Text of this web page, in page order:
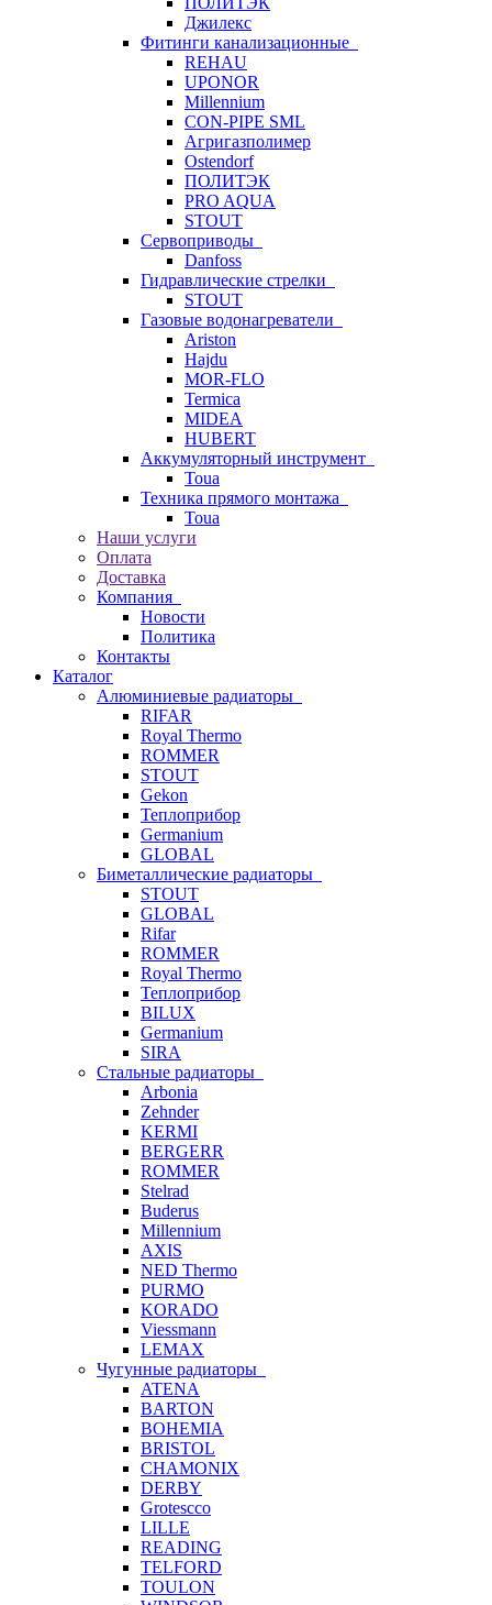
Джилекс
Фитинги канализационные
REHAU
UPONOR
Millennium
CON-PIPE SML
Агригазполимер
Ostendorf
ПОЛИТЭК
PRO AQUA
STOUT
Сервоприводы
Danfoss
Гидравлические стрелки
STOUT
Газовые водонагреватели
Ariston
Hajdu
MOR-FLO
Termica
MIDEA
HUBERT
Аккумуляторный инструмент
Toua
Техника прямого монтажа
Toua
Наши услуги
Оплата
Доставка
Компания
Новости
Политика
Контакты
Каталог
Алюминиевые радиаторы
RIFAR
Royal Thermo
ROMMER
STOUT
Gekon
Теплоприбор
Germanium
GLOBAL
Биметаллические радиаторы
STOUT
GLOBAL
Rifar
ROMMER
Royal Thermo
Теплоприбор
BILUX
Germanium
SIRA
Стальные радиаторы
Arbonia
Zehnder
KERMI
BERGERR
ROMMER
Stelrad
Buderus
Millennium
AXIS
NED Thermo
PURMO
KORADO
Viessmann
LEMAX
Чугунные радиаторы
ATENA
BARTON
BOHEMIA
BRISTOL
CHAMONIX
DERBY
Grotescco
LILLE
READING
TELFORD
TOULON